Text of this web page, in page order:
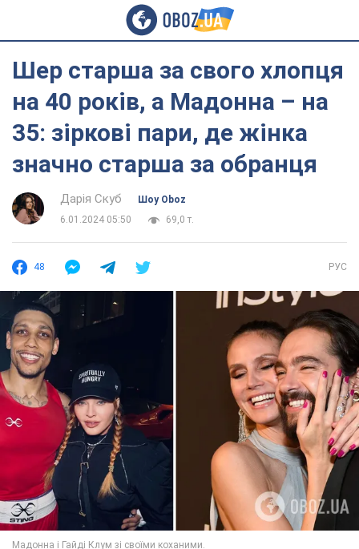
Шер старша за свого хлопця
на 40 років, а Мадонна – на
35: зіркові пари, де жінка
значно старша за обранця
Дарія Скуб
Шоу Oboz
6.01.2024 05:50
69,0 т.
48 РУС